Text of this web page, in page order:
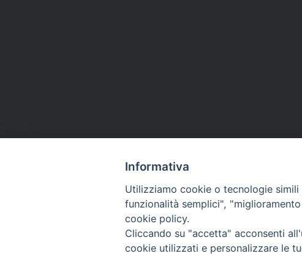
Informativa
Utilizziamo cookie o tecnologie
funzionalità semplici",
cookie policy.
Cliccando su "accetta" acconsenti
cookie utilizzati e personalizzare le